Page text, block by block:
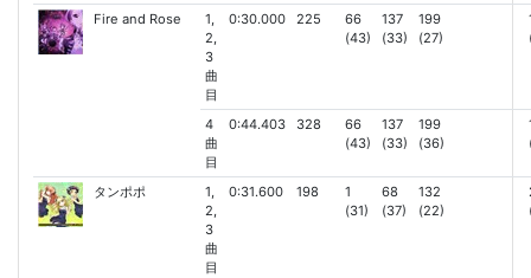
Fire and Rose
1,
2,
3
曲
目
0:30.000 225
66
(43)
137
(33)
199
(27)
4
曲
目
0:44.403 328
66
(43)
137
(33)
199
(36)
タンポポ
1,
2,
3
曲
目
0:31.600 198
1
(31)
68
(37)
132
(22)